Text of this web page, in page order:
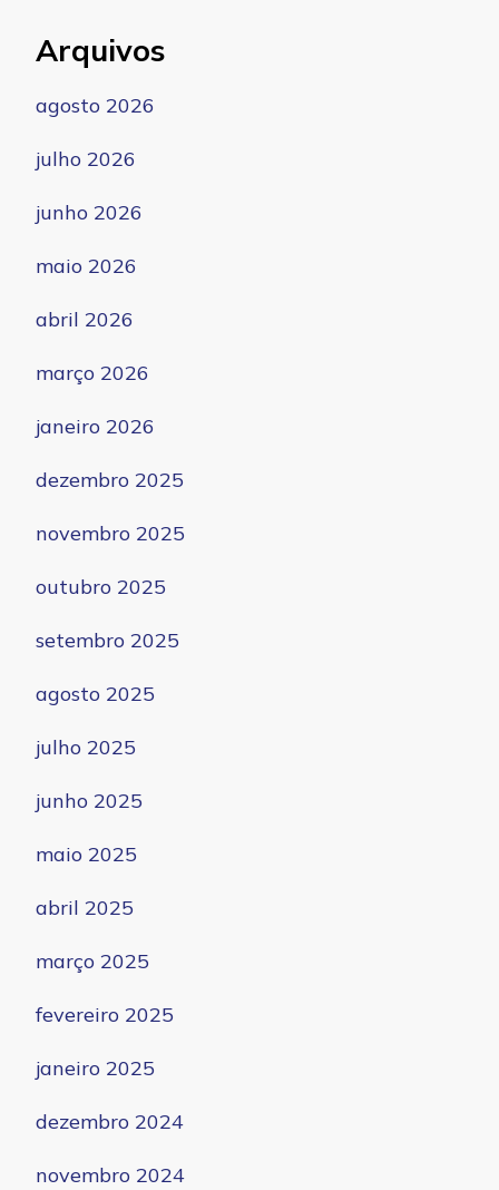
Arquivos
agosto 2026
julho 2026
junho 2026
maio 2026
abril 2026
março 2026
janeiro 2026
dezembro 2025
novembro 2025
outubro 2025
setembro 2025
agosto 2025
julho 2025
junho 2025
maio 2025
abril 2025
março 2025
fevereiro 2025
janeiro 2025
dezembro 2024
novembro 2024